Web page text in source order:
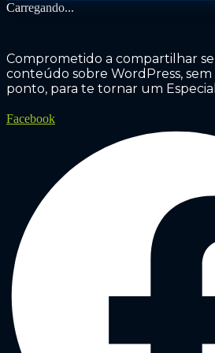
Carregando...
Comprometido a compartilhar
conteúdo sobre WordPress,
ponto, para te tornar um
Facebook